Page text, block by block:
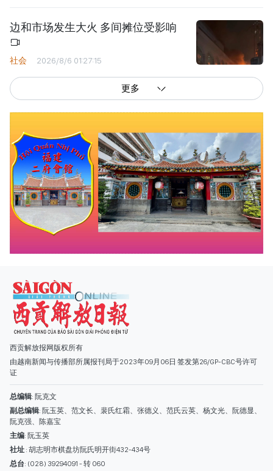
边和市场发生大火 多间摊位受影响
社会 2026/8/6 01:27:15
更多
西贡解放报网版权所有
由越南新闻与传播部所属报刊局于2023年09月06日 签发第26/GP-CBC号许可
副总编辑: 阮玉英、范文长、裴氏红霜、张德义、范氏云英、杨文光、阮德显、
阮克强、陈嘉宝
主编: 阮玉英
社址: 胡志明市棋盘坊阮氏明开街432-434号
总台: (028) 39294091 - 转 060
热线: 096.558.1888
编辑部: (028) 39294092 - 转 060
电子信箱
广告部
(028) 38334185
quangcaohoavan09@gmail.com;